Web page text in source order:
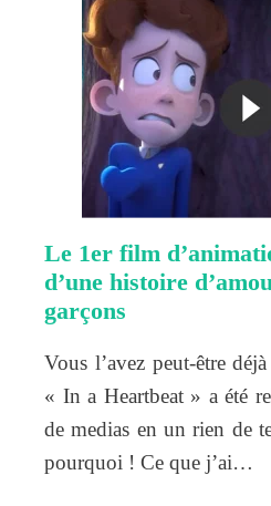
Le 1er film
d’une histoire
garçons
Vous l’avez peut-être
« In a Heartbeat » a été
de medias en un rien de
pourquoi ! Ce que j’ai…